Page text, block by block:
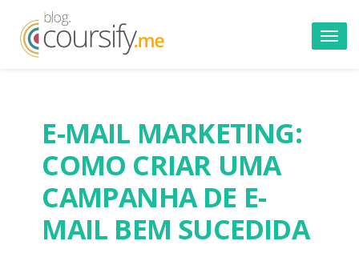
E-MAIL MARKETING:
COMO CRIAR UMA
CAMPANHA DE E-
MAIL BEM SUCEDIDA